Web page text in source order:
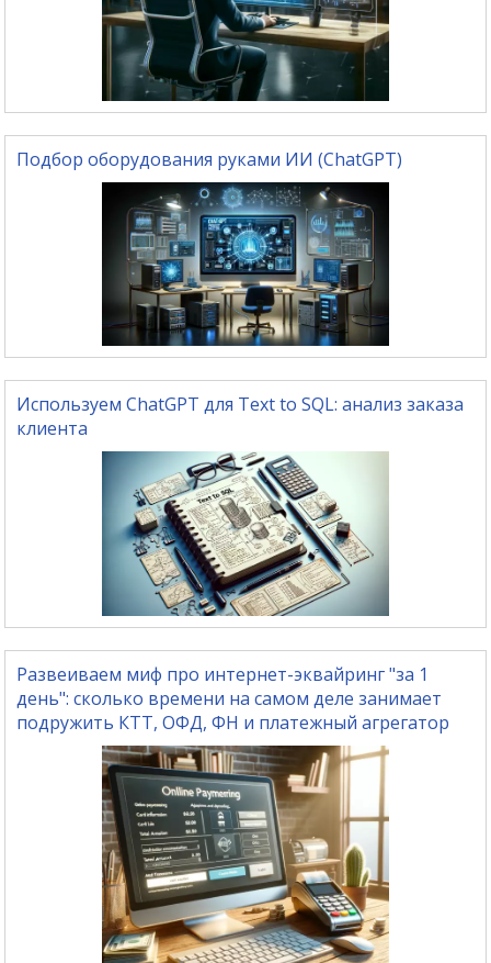
Подбор оборудования руками ИИ (ChatGPT)
Используем ChatGPT для Text to SQL: анализ заказа
клиента
Развеиваем миф про интернет-эквайринг "за 1
день": сколько времени на самом деле занимает
подружить КТТ, ОФД, ФН и платежный агрегатор